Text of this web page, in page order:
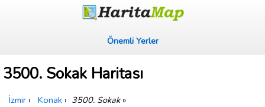
Önemli Yerler
3500. Sokak Haritası
İzmir › Konak › 3500. Sokak»